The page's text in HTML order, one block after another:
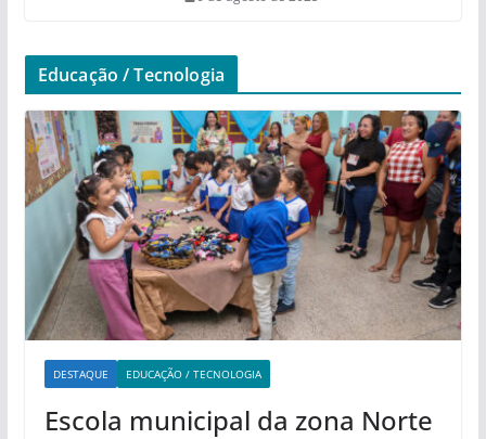
Educação / Tecnologia
DESTAQUE EDUCAÇÃO / TECNOLOGIA
Escola municipal da zona Norte